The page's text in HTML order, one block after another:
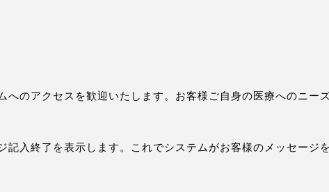
のアクセスを歓迎いたします。 お客様ご自身の医療へのニー
記入終了を表示します。これでシステムがお客様のメッセー